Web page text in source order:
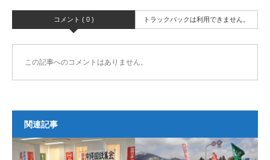
コメント ( 0 ) トラックバックは利用できません。
この記事へのコメントはありません。
関連記事